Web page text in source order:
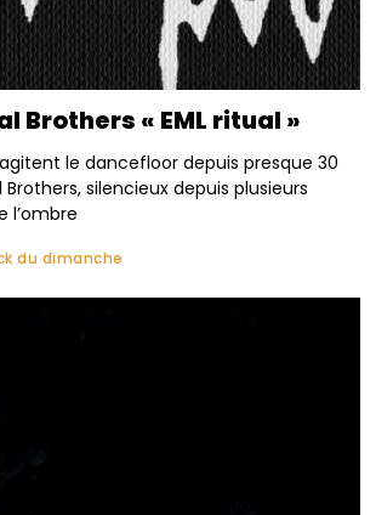
Brothers « EML ritual »
le dancefloor depuis presque 30
silencieux depuis plusieurs
l’ombre
du dimanche